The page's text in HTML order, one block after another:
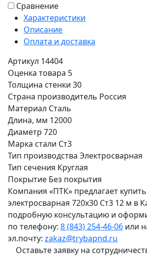
Сравнение
Характеристики
Описание
Оплата и доставка
Артикул 14404
Оценка товара 5
Толщина стенки 30
Страна производитель Россия
Материал Сталь
Длина, мм 12000
Диаметр 720
Марка стали Ст3
Тип производства Электросварная
Тип сечения Круглая
Покрытие Без покрытия
Компания «ПТК» предлагает
электросварная 720х30 Ст3 12 м в
подробную консультацию и
по телефону: 8 (843) 254-46-06 или
эл.почту: zakaz@trybapnd.ru
Оставьте заявку на